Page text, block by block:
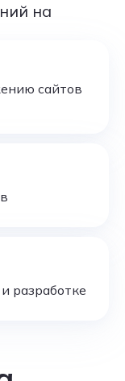
на
сайтов
разработке